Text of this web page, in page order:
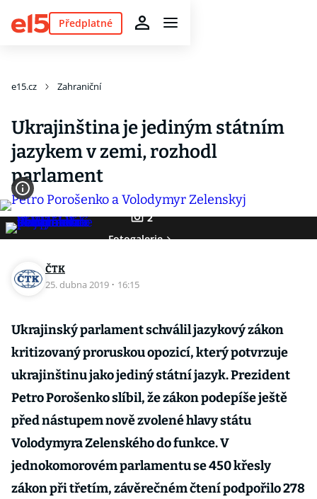
Předplatné
e15.cz Zahraniční
Ukrajinština je jediným státním
jazykem v zemi, rozhodl
parlament
2
Fotogalerie
ČTK
25. dubna 2019 · 16:15
Ukrajinský parlament schválil jazykový zákon
kritizovaný proruskou opozicí, který potvrzuje
ukrajinštinu jako jediný státní jazyk. Prezident
Petro Porošenko slíbil, že zákon podepíše ještě
před nástupem nově zvolené hlavy státu
Volodymyra Zelenského do funkce. V
jednokomorovém parlamentu se 450 křesly
zákon při třetím, závěrečném čtení podpořilo 278